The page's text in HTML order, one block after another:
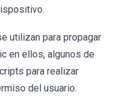
utilizan para propagar
en ellos, algunos de
para realizar
del usuario.